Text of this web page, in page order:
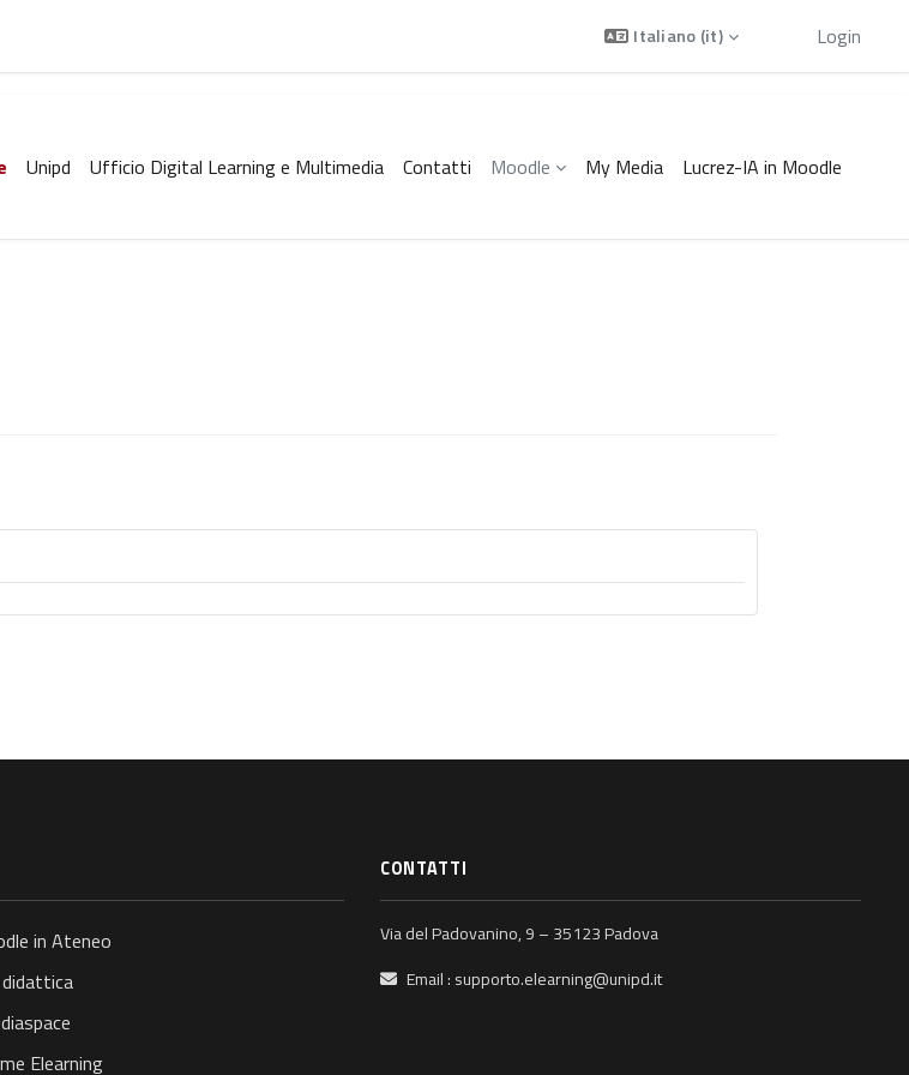
Italiano ‎(it)‎ Login
Unipd Ufficio Digital Learning e Multimedia Contatti Moodle My Media Lucrez-IA in Moodle
in Ateneo
Elearning
CONTATTI
Via del Padovanino, 9 – 35123 Padova
Email : supporto.elearning@unipd.it